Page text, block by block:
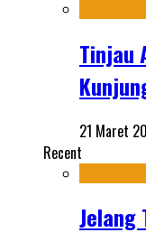
Tinjau
21 Maret
Recent
Jelang